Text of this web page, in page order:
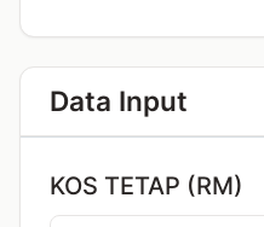
Data Input
KOS TETAP (RM)